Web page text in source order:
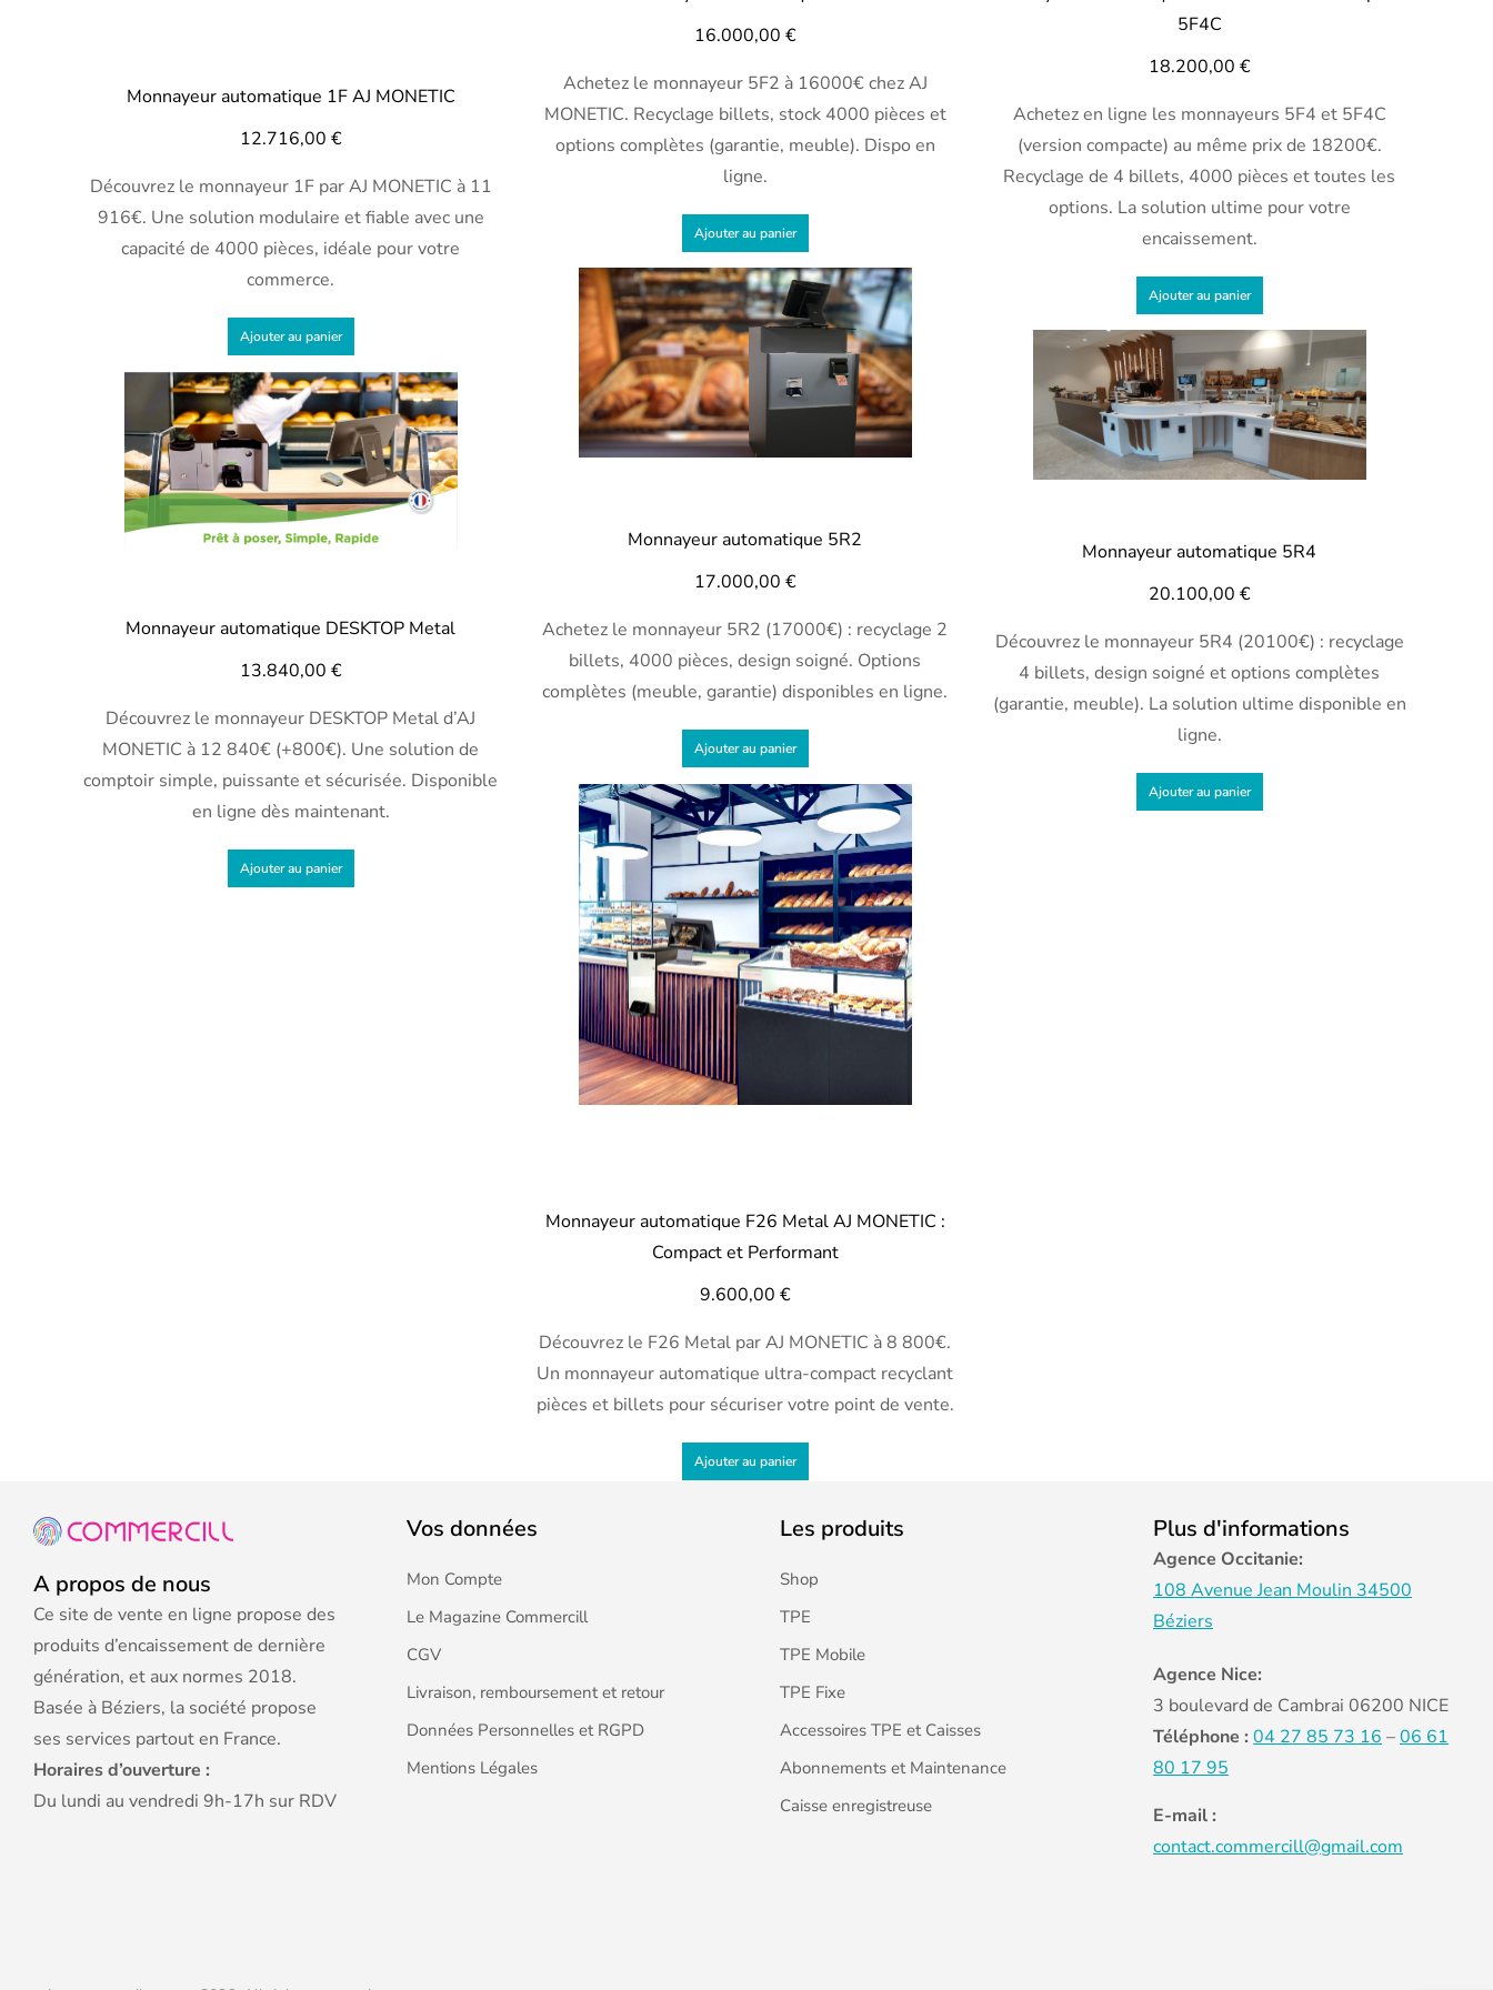
Monnayeur automatique 1F AJ MONETIC
12.716,00 €
Découvrez le monnayeur 1F par AJ MONETIC à 11
916€. Une solution modulaire et fiable avec une
capacité de 4000 pièces, idéale pour votre
commerce.
Ajouter au panier
16.000,00 €
Achetez le monnayeur 5F2 à 16000€ chez AJ
MONETIC. Recyclage billets, stock 4000 pièces et
options complètes (garantie, meuble). Dispo en
ligne.
Ajouter au panier
5F4C
18.200,00 €
Achetez en ligne les monnayeurs 5F4 et 5F4C
(version compacte) au même prix de 18200€.
Recyclage de 4 billets, 4000 pièces et toutes les
options. La solution ultime pour votre
encaissement.
Ajouter au panier
Monnayeur automatique 5R2
17.000,00 €
Achetez le monnayeur 5R2 (17000€) : recyclage 2
billets, 4000 pièces, design soigné. Options
complètes (meuble, garantie) disponibles en ligne.
Ajouter au panier
Monnayeur automatique 5R4
20.100,00 €
Découvrez le monnayeur 5R4 (20100€) : recyclage
4 billets, design soigné et options complètes
(garantie, meuble). La solution ultime disponible en
ligne.
Ajouter au panier
Monnayeur automatique DESKTOP Metal
13.840,00 €
Découvrez le monnayeur DESKTOP Metal d’AJ
MONETIC à 12 840€ (+800€). Une solution de
comptoir simple, puissante et sécurisée. Disponible
en ligne dès maintenant.
Ajouter au panier
Monnayeur automatique F26 Metal AJ MONETIC :
Compact et Performant
9.600,00 €
Découvrez le F26 Metal par AJ MONETIC à 8 800€.
Un monnayeur automatique ultra-compact recyclant
pièces et billets pour sécuriser votre point de vente.
Ajouter au panier
A propos de nous
Ce site de vente en ligne propose des
produits d’encaissement de dernière
génération, et aux normes 2018.
Basée à Béziers, la société propose
ses services partout en France.
Horaires d’ouverture :
Du lundi au vendredi 9h-17h sur RDV
Vos données
Mon Compte
Le Magazine Commercill
CGV
Livraison, remboursement et retour
Données Personnelles et RGPD
Mentions Légales
Les produits
Shop
TPE
TPE Mobile
TPE Fixe
Accessoires TPE et Caisses
Abonnements et Maintenance
Caisse enregistreuse
Plus d'informations
Agence Occitanie:
108 Avenue Jean Moulin 34500
Béziers
Agence Nice:
3 boulevard de Cambrai 06200 NICE
Téléphone : 04 27 85 73 16 –06 61
80 17 95
E-mail :
contact.commercill@gmail.com